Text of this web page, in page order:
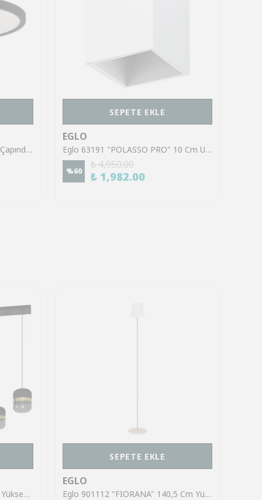
Eglo 901438 "ROVITO" 30 Cm Çapında Siyah Plastik Tavan Armatürü
SEPETE EKLE
EGLO
Eglo 63191 "POLASSO PRO" 10 Cm Uzunluğunda Alüminyum Beyaz Tavan Armatürü
%60
₺ 4,950.00
₺ 1,982.00
Eglo 39921 "SINSIGA" 150 Cm Yüksekliğinde Çelik Siyah Sarkıt Avize
SEPETE EKLE
EGLO
Eglo 901112 "FIORANA" 140,5 Cm Yüksekliğinde Çelik Köşe Lambası Lambader